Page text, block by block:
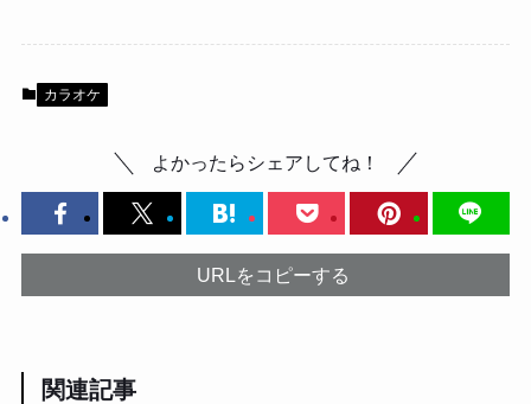
カラオケ
よかったらシェアしてね！
URLをコピーする
関連記事